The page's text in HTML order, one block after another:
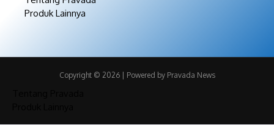
Produk Lainnya
Copyright © 2026 | Powered by Pravada News